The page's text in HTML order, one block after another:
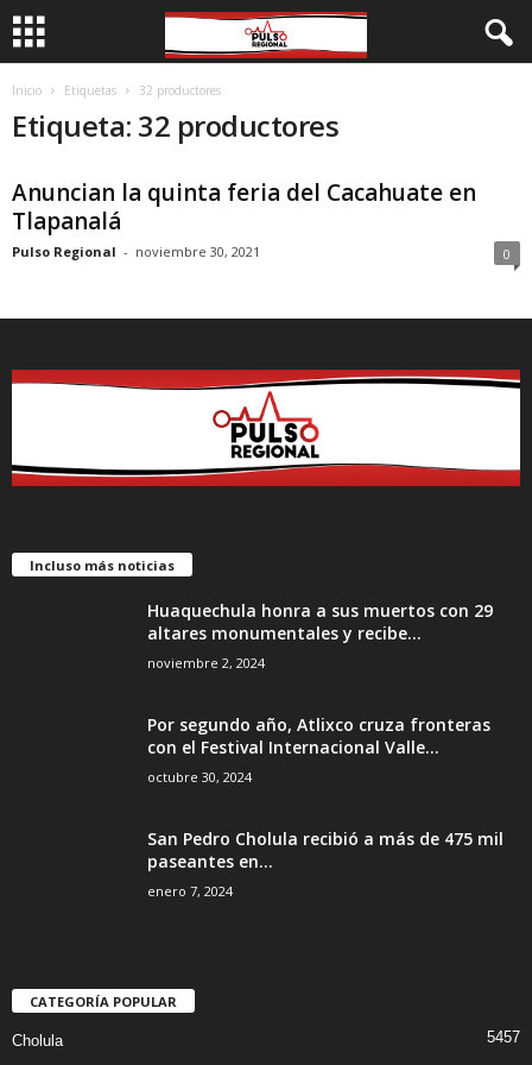
Inicio Etiquetas 32 productores
Etiqueta: 32 productores
Anuncian la quinta feria del Cacahuate en
Tlapanalá
Pulso Regional - noviembre 30, 2021 0
Incluso más noticias
Huaquechula honra a sus muertos con 29
altares monumentales y recibe...
noviembre 2, 2024
Por segundo año, Atlixco cruza fronteras
con el Festival Internacional Valle...
octubre 30, 2024
San Pedro Cholula recibió a más de 475 mil
paseantes en...
enero 7, 2024
CATEGORÍA POPULAR
Cholula
5457